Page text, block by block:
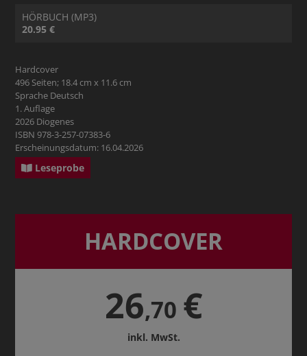
HÖRBUCH (MP3)
20.95 €
Hardcover
496 Seiten; 18.4 cm x 11.6 cm
Sprache Deutsch
1. Auflage
2026 Diogenes
ISBN 978-3-257-07383-6
Erscheinungsdatum: 16.04.2026
Leseprobe
HARDCOVER
26,70 €
inkl. MwSt.